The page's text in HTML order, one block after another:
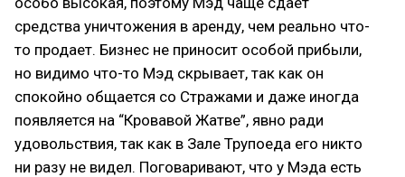
средства уничтожения в аренду, чем реально что-
то продает. Бизнес не приносит особой прибыли,
но видимо что-то Мэд скрывает, так как он
спокойно общается со Стражами и даже иногда
появляется на “Кровавой Жатве”, явно ради
удовольствия, так как в Зале Трупоеда его никто
ни разу не видел. Поговаривают, что у Мэда есть